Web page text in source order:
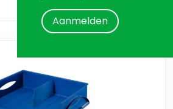
Aanmelden